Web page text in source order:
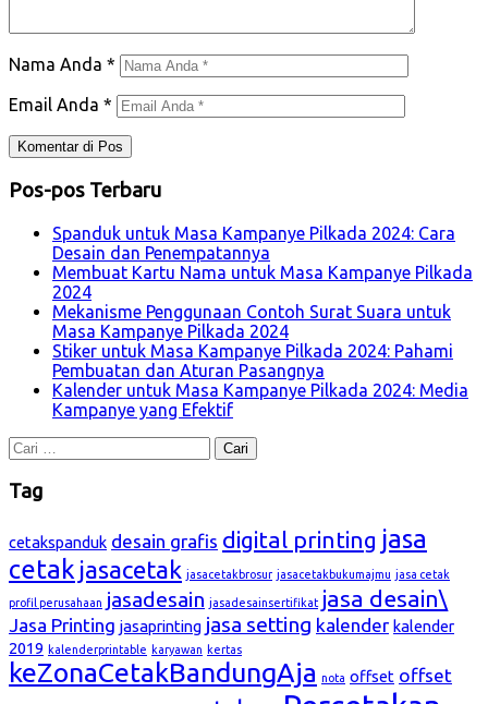
Nama Anda *
Email Anda *
Pos-pos Terbaru
Spanduk untuk Masa Kampanye Pilkada 2024: Cara
Desain dan Penempatannya
Membuat Kartu Nama untuk Masa Kampanye Pilkada
2024
Mekanisme Penggunaan Contoh Surat Suara untuk
Masa Kampanye Pilkada 2024
Stiker untuk Masa Kampanye Pilkada 2024: Pahami
Pembuatan dan Aturan Pasangnya
Kalender untuk Masa Kampanye Pilkada 2024: Media
Kampanye yang Efektif
Cari
untuk:
Tag
cetakspanduk desain grafis digital printing jasa
cetak jasacetak jasacetakbrosur jasacetakbukumajmu jasa cetak
profil perusahaan jasadesain jasadesainsertifikat jasa desain\
Jasa Printing jasaprinting jasa setting kalender kalender
2019 kalenderprintable karyawan kertas
keZonaCetakBandungAja nota offset offset